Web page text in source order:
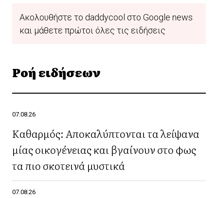
Ακολουθήστε το daddycool στο Google news
και μάθετε πρώτοι όλες τις ειδήσεις
Ροή ειδήσεων
07.08.26
Καθαρμός: Αποκαλύπτονται τα λείψανα
μίας οικογένειας και βγαίνουν στο φως
τα πιο σκοτεινά μυστικά
07.08.26